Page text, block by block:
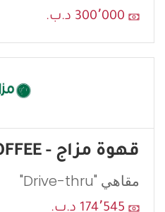
300٬000 د.ب.
قهوة مزاج - MEZAJ COFFEE
مقاهي "Drive-thru"
174٬545 د.ب.